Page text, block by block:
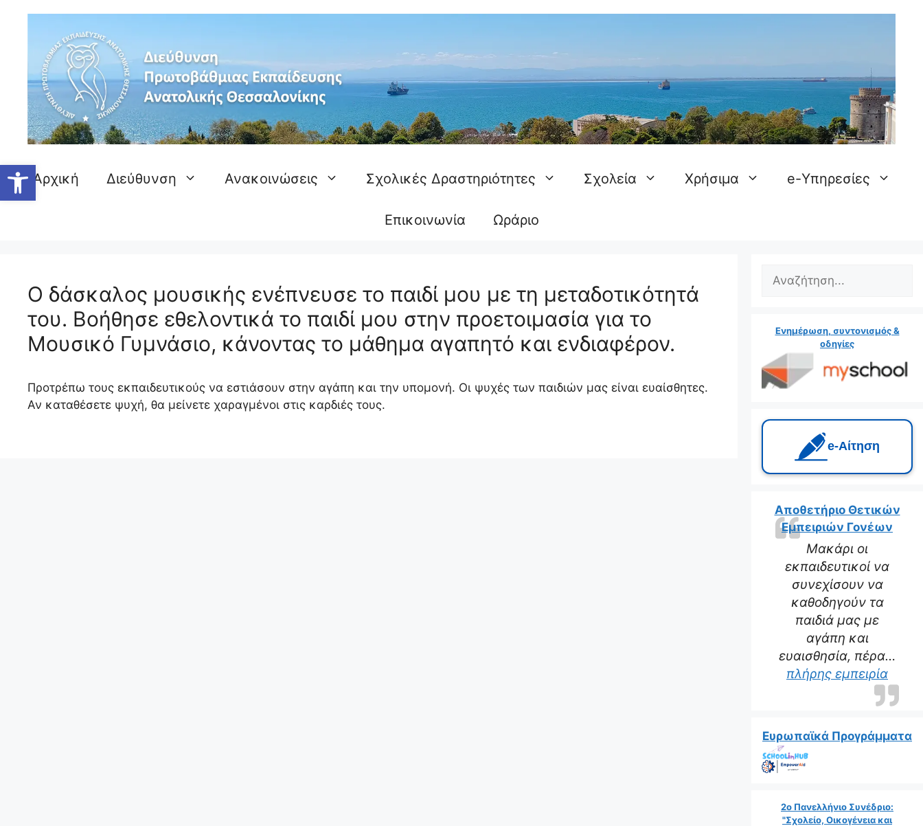
Ανοίξτε τη γραμμή εργαλείων
περιεχόμενο
Αρχική Διεύθυνση Ανακοινώσεις Σχολικές Δραστηριότητες Σχολεία Χρήσιμα e-Υπηρεσίες
Επικοινωνία Ωράριο
Ο δάσκαλος μουσικής ενέπνευσε το παιδί μου με τη μεταδοτικότητά
του. Βοήθησε εθελοντικά το παιδί μου στην προετοιμασία για το
Μουσικό Γυμνάσιο, κάνοντας το μάθημα αγαπητό και ενδιαφέρον.
Προτρέπω τους εκπαιδευτικούς να εστιάσουν στην αγάπη και την υπομονή. Οι ψυχές των παιδιών μας είναι ευαίσθητες.
Αν καταθέσετε ψυχή, θα μείνετε χαραγμένοι στις καρδιές τους.
Ενημέρωση, συντονισμός &
οδηγίες
e‑Αίτηση
Μακάρι οι
εκπαιδευτικοί να
συνεχίσουν να
καθοδηγούν τα
παιδιά μας με
αγάπη και
ευαισθησία, πέρα…
πλήρης εμπειρία“Η
Αποθετήριο Θετικών
Εμπειριών Γονέων
Ευρωπαϊκά Προγράμματα
2ο Πανελλήνιο Συνέδριο:
"Σχολείο, Οικογένεια και